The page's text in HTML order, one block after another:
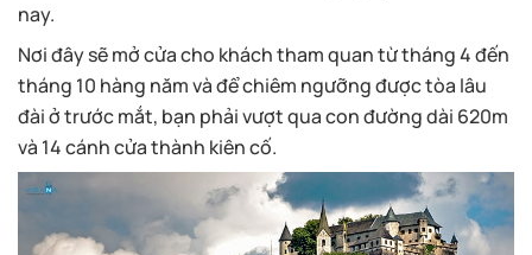
nay.
Nơi đây sẽ mở cửa cho khách tham quan từ tháng 4 đến
tháng 10 hàng năm và để chiêm ngưỡng được tòa lâu
đài ở trước mắt, bạn phải vượt qua con đường dài 620m
và 14 cánh cửa thành kiên cố.